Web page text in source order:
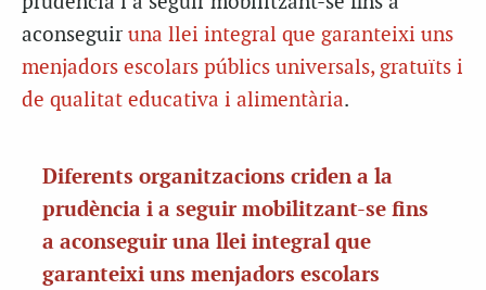
aconseguir una llei integral que garanteixi uns
menjadors escolars públics universals, gratuïts i
de qualitat educativa i alimentària.
Diferents organitzacions criden a la
prudència i a seguir mobilitzant-se fins
a aconseguir una llei integral que
garanteixi uns menjadors escolars